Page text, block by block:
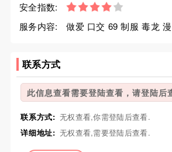
安全指数:
服务内容:
做爱 口交 69 制服 毒龙
联系方式
此信息查看需要登陆查看，请登陆后
联系方式: 无权查看,你需登陆后查看.
详细地址: 无权查看,需要登陆后查看.